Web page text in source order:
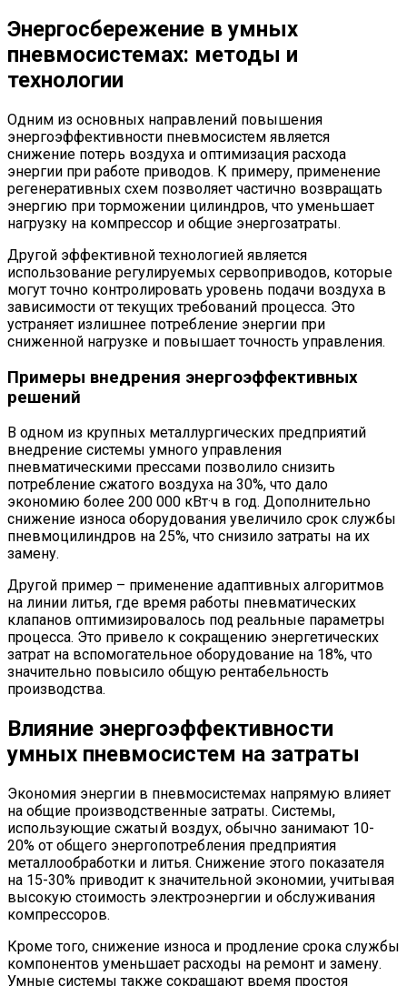
Энергосбережение в умных
пневмосистемах: методы и
технологии
Одним из основных направлений повышения
энергоэффективности пневмосистем является
снижение потерь воздуха и оптимизация расхода
энергии при работе приводов. К примеру, применение
регенеративных схем позволяет частично возвращать
энергию при торможении цилиндров, что уменьшает
нагрузку на компрессор и общие энергозатраты.
Другой эффективной технологией является
использование регулируемых сервоприводов, которые
могут точно контролировать уровень подачи воздуха в
зависимости от текущих требований процесса. Это
устраняет излишнее потребление энергии при
сниженной нагрузке и повышает точность управления.
Примеры внедрения энергоэффективных
решений
В одном из крупных металлургических предприятий
внедрение системы умного управления
пневматическими прессами позволило снизить
потребление сжатого воздуха на 30%, что дало
экономию более 200 000 кВт·ч в год. Дополнительно
снижение износа оборудования увеличило срок службы
пневмоцилиндров на 25%, что снизило затраты на их
замену.
Другой пример – применение адаптивных алгоритмов
на линии литья, где время работы пневматических
клапанов оптимизировалось под реальные параметры
процесса. Это привело к сокращению энергетических
затрат на вспомогательное оборудование на 18%, что
значительно повысило общую рентабельность
производства.
Влияние энергоэффективности
умных пневмосистем на затраты
Экономия энергии в пневмосистемах напрямую влияет
на общие производственные затраты. Системы,
использующие сжатый воздух, обычно занимают 10-
20% от общего энергопотребления предприятия
металлообработки и литья. Снижение этого показателя
на 15-30% приводит к значительной экономии, учитывая
высокую стоимость электроэнергии и обслуживания
компрессоров.
Кроме того, снижение износа и продление срока службы
компонентов уменьшает расходы на ремонт и замену.
Умные системы также сокращают время простоя